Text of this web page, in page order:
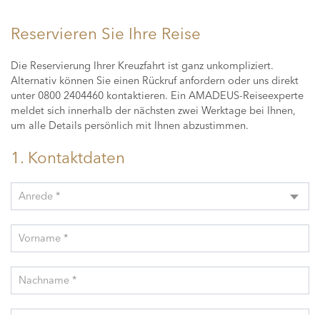
Reservieren Sie Ihre Reise
Die Reservierung Ihrer Kreuzfahrt ist ganz unkompliziert.
Alternativ können Sie einen Rückruf anfordern oder uns direkt
unter 0800 2404460 kontaktieren. Ein AMADEUS-Reiseexperte
meldet sich innerhalb der nächsten zwei Werktage bei Ihnen,
um alle Details persönlich mit Ihnen abzustimmen.
1. Kontaktdaten
Anrede *
Vorname *
Nachname *